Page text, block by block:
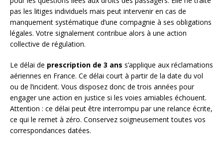
pas les litiges individuels mais peut intervenir en cas de
manquement systématique d’une compagnie à ses obligations
légales. Votre signalement contribue alors à une action
collective de régulation.
Le délai de prescription de 3 ans s’applique aux réclamations
aériennes en France. Ce délai court à partir de la date du vol
ou de l’incident. Vous disposez donc de trois années pour
engager une action en justice si les voies amiables échouent.
Attention : ce délai peut être interrompu par une relance écrite,
ce qui le remet à zéro. Conservez soigneusement toutes vos
correspondances datées.